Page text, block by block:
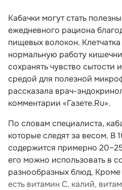
Кабачки могут стать
ежедневного рациона
пищевых волокон.
нормальную работу
сохранять чувство сытости
средой для полезной
рассказала врач-
комментарии «Газете.Ru».
По словам специалиста,
которые следят за весом. В
содержится примерно
его можно использовать в
разнообразных блюд. Кроме
есть витамин C, калий,